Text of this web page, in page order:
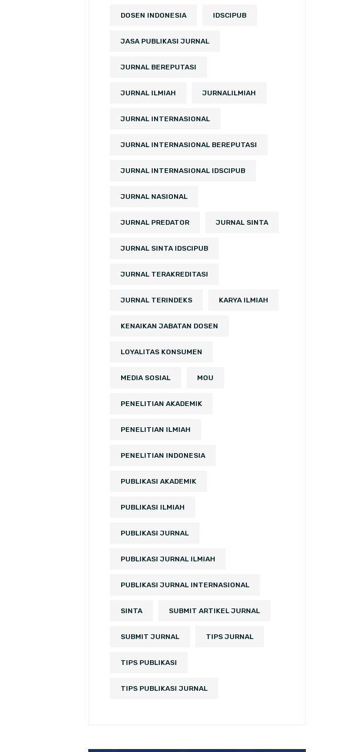
DOSEN INDONESIA IDSCIPUB
JASA PUBLIKASI JURNAL
JURNAL BEREPUTASI
JURNAL ILMIAH JURNALILMIAH
JURNAL INTERNASIONAL
JURNAL INTERNASIONAL BEREPUTASI
JURNAL INTERNASIONAL IDSCIPUB
JURNAL NASIONAL
JURNAL PREDATOR JURNAL SINTA
JURNAL SINTA IDSCIPUB
JURNAL TERAKREDITASI
JURNAL TERINDEKS KARYA ILMIAH
KENAIKAN JABATAN DOSEN
LOYALITAS KONSUMEN
MEDIA SOSIAL MOU
PENELITIAN AKADEMIK
PENELITIAN ILMIAH
PENELITIAN INDONESIA
PUBLIKASI AKADEMIK
PUBLIKASI ILMIAH
PUBLIKASI JURNAL
PUBLIKASI JURNAL ILMIAH
PUBLIKASI JURNAL INTERNASIONAL
SINTA SUBMIT ARTIKEL JURNAL
SUBMIT JURNAL TIPS JURNAL
TIPS PUBLIKASI
TIPS PUBLIKASI JURNAL